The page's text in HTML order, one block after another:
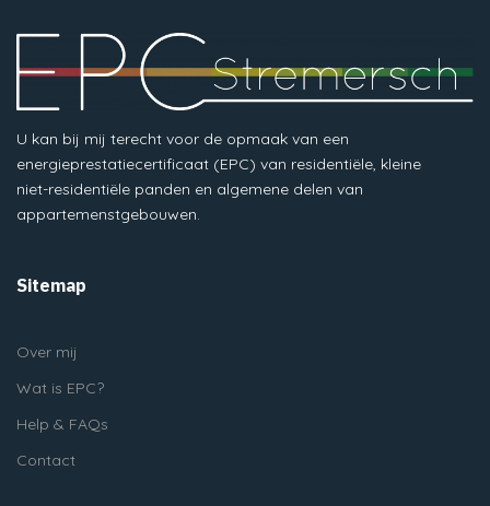
U kan bij mij terecht voor de opmaak van een
energieprestatiecertificaat (EPC) van residentiële, kleine
niet-residentiële panden en algemene delen van
appartemenstgebouwen.
Sitemap
Over mij
Wat is EPC?
Help & FAQs
Contact